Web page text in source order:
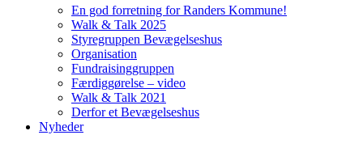
En god forretning for Randers Kommune!
Walk & Talk 2025
Styregruppen Bevægelseshus
Organisation
Fundraisinggruppen
Færdiggørelse – video
Walk & Talk 2021
Derfor et Bevægelseshus
Nyheder